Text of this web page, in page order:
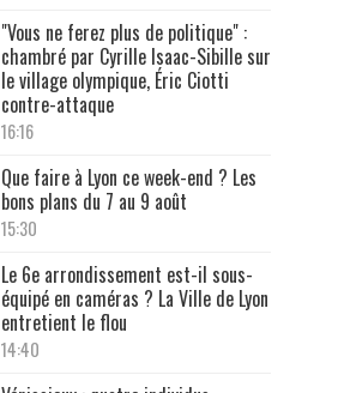
"Vous ne ferez plus de politique" :
chambré par Cyrille Isaac-Sibille sur
le village olympique, Éric Ciotti
contre-attaque
16:16
Que faire à Lyon ce week-end ? Les
bons plans du 7 au 9 août
15:30
Le 6e arrondissement est-il sous-
équipé en caméras ? La Ville de Lyon
entretient le flou
14:40